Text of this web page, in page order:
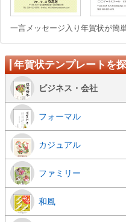
一言メッセージ入り年賀状が簡
年賀状テンプレートを
ビジネス・会社
フォーマル
カジュアル
ファミリー
和風